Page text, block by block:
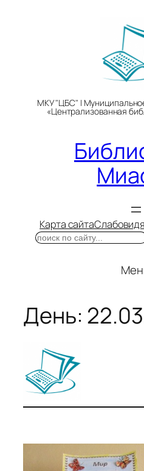
МКУ "ЦБС" |
«Централизованная
Карта сайта
Поиск
День: